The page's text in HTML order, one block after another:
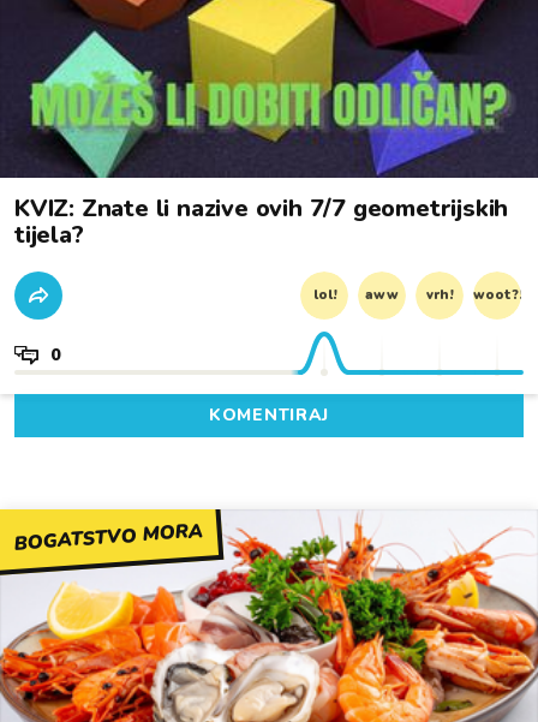
KVIZ: Znate li nazive ovih 7/7 geometrijskih
tijela?
lol! aww vrh! woot?!
0
KOMENTIRAJ
BOGATSTVO MORA